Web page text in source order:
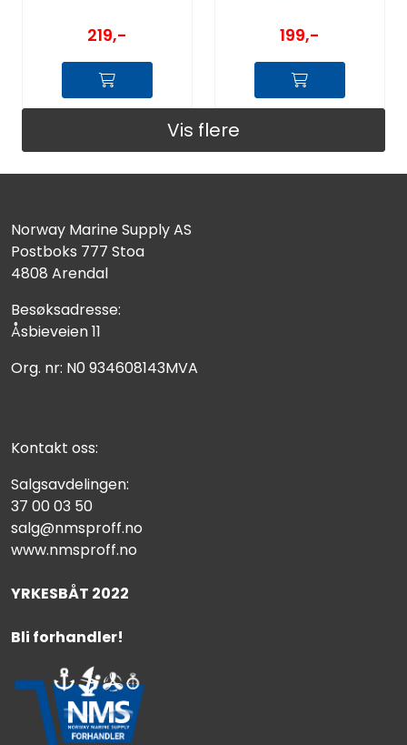
219,- 199,-
Vis flere
Norway Marine Supply AS
Postboks 777 Stoa
4808 Arendal
Besøksadresse:
Åsbieveien 11
Org. nr: N0 934608143MVA
Kontakt oss:
Salgsavdelingen:
37 00 03 50
salg@nmsproff.no
www.nmsproff.no
YRKESBÅT 2022
Bli forhandler!